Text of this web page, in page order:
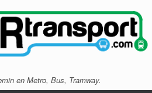
en Metro, Bus, Tramway.